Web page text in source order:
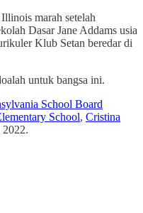
marah setelah
Dasar Jane Addams usia
Klub Setan beredar di
untuk bangsa ini.
School Board
School, Cristina